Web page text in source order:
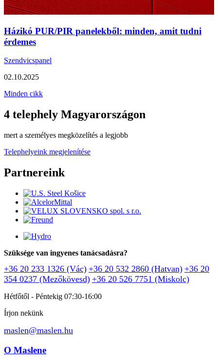
Házikó PUR/PIR panelekből: minden, amit tudni
érdemes
Szendvicspanel
02.10.2025
Minden cikk
4 telephely Magyarországon
mert a személyes megközelítés a legjobb
Telephelyeink megjelenítése
Partnereink
Szüksége van ingyenes tanácsadásra?
+36 20 233 1326 (Vác) +36 20 532 2860 (Hatvan) +36 20
354 0237 (Mezőkövesd) +36 20 526 7751 (Miskolc)
Hétfőtől - Péntekig 07:30-16:00
Írjon nekünk
maslen@maslen.hu
O Maslene